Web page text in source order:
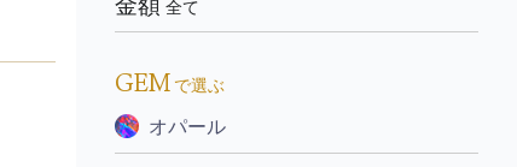
金額全て
GEM で選ぶ
オパール